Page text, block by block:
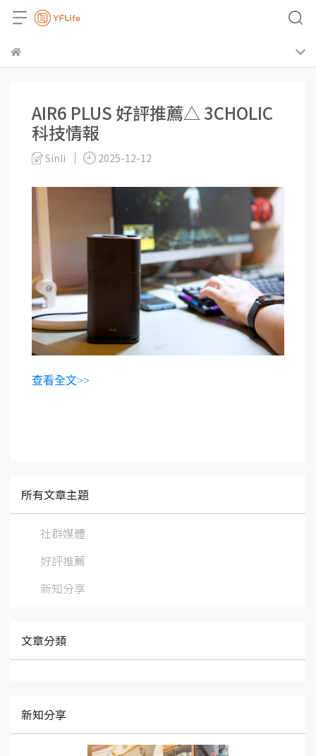
AIR6 PLUS 好評推薦△ 3CHOLIC
科技情報
Sinli 2025-12-12
查看全文>>
所有文章主題
社群媒體
好評推薦
新知分享
文章分類
新知分享